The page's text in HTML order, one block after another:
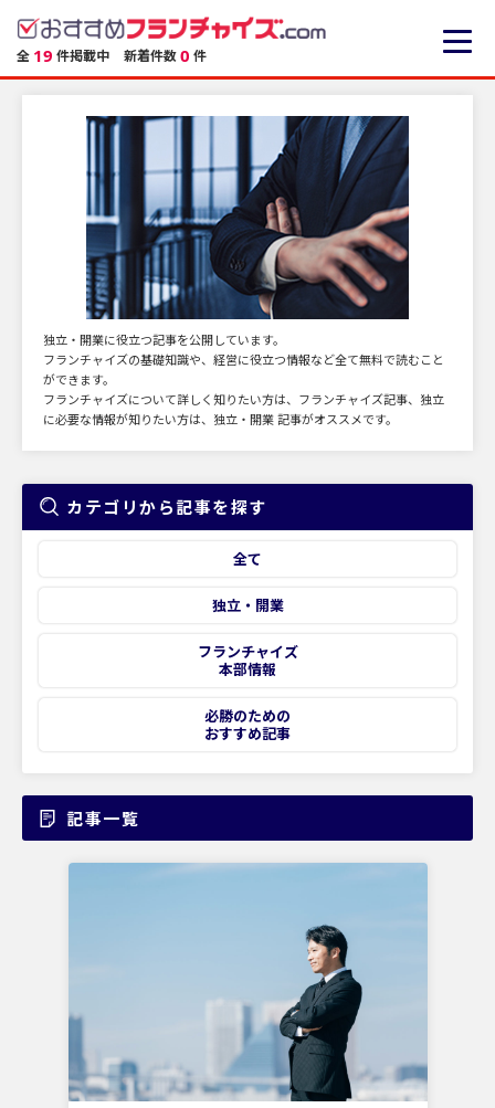
全 19 件掲載中 新着件数0 件
独立・開業に役立つ記事を公開しています。
フランチャイズの基礎知識や、経営に役立つ情報など全て無料で読むこと
ができます。
フランチャイズについて詳しく知りたい方は、フランチャイズ記事、独立
に必要な情報が知りたい方は、独立・開業 記事がオススメです。
カテゴリから記事を探す
全て
独立・開業
フランチャイズ
本部情報
必勝のための
おすすめ記事
記事一覧